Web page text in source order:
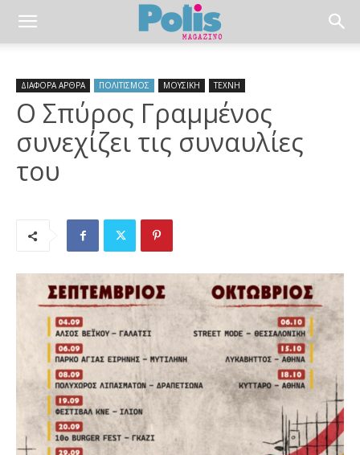
ΔΙΑΦΟΡΑ ΑΡΘΡΑ ΠΟΛΙΤΙΣΜΟΣ ΜΟΥΣΙΚΗ ΤΕΧΝΗ
Ο Σπύρος Γραμμένος
συνεχίζει τις συναυλίες
του